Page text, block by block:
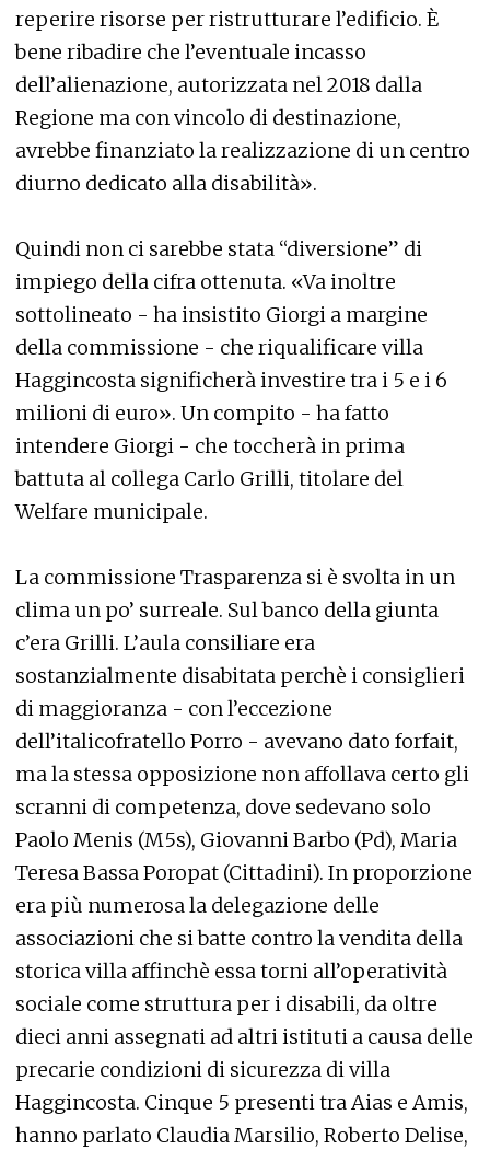
reperire risorse per ristrutturare l’edificio. È
bene ribadire che l’eventuale incasso
dell’alienazione, autorizzata nel 2018 dalla
Regione ma con vincolo di destinazione,
avrebbe finanziato la realizzazione di un centro
diurno dedicato alla disabilità».
Quindi non ci sarebbe stata “diversione” di
impiego della cifra ottenuta. «Va inoltre
sottolineato - ha insistito Giorgi a margine
della commissione - che riqualificare villa
Haggincosta significherà investire tra i 5 e i 6
milioni di euro». Un compito - ha fatto
intendere Giorgi - che toccherà in prima
battuta al collega Carlo Grilli, titolare del
Welfare municipale.
La commissione Trasparenza si è svolta in un
clima un po’ surreale. Sul banco della giunta
c’era Grilli. L’aula consiliare era
sostanzialmente disabitata perchè i consiglieri
di maggioranza - con l’eccezione
dell’italicofratello Porro - avevano dato forfait,
ma la stessa opposizione non affollava certo gli
scranni di competenza, dove sedevano solo
Paolo Menis (M5s), Giovanni Barbo (Pd), Maria
Teresa Bassa Poropat (Cittadini). In proporzione
era più numerosa la delegazione delle
associazioni che si batte contro la vendita della
storica villa affinchè essa torni all’operatività
sociale come struttura per i disabili, da oltre
dieci anni assegnati ad altri istituti a causa delle
precarie condizioni di sicurezza di villa
Haggincosta. Cinque 5 presenti tra Aias e Amis,
hanno parlato Claudia Marsilio, Roberto Delise,